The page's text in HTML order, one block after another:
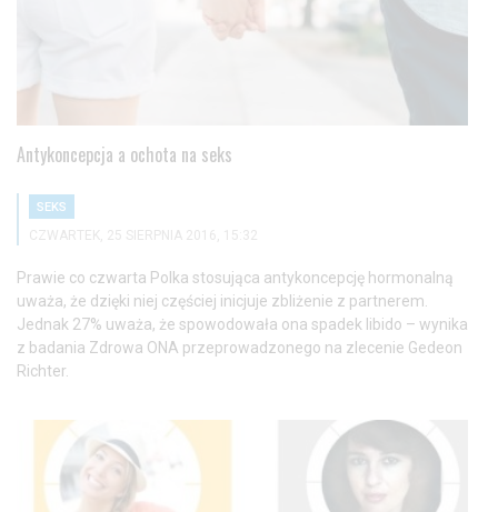
Antykoncepcja a ochota na seks
SEKS
CZWARTEK, 25 SIERPNIA 2016, 15:32
Prawie co czwarta Polka stosująca antykoncepcję hormonalną
uważa, że dzięki niej częściej inicjuje zbliżenie z partnerem.
Jednak 27% uważa, że spowodowała ona spadek libido – wynika
z badania Zdrowa ONA przeprowadzonego na zlecenie Gedeon
Richter.